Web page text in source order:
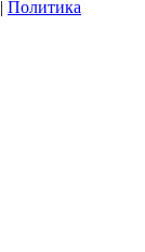
| Политика